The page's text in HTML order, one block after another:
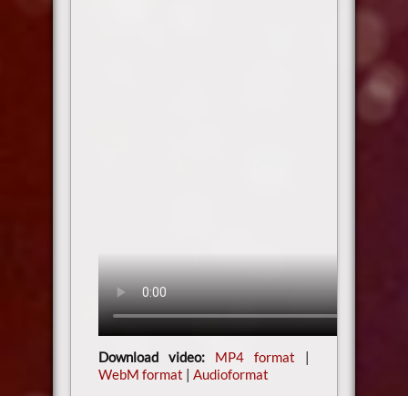
Download video: MP4 format |
WebM format | Audioformat